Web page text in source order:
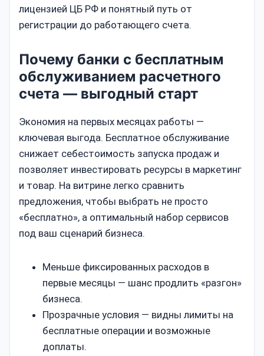
лицензией ЦБ РФ и понятный путь от
регистрации до работающего счета.
Почему банки с бесплатным
обслуживанием расчетного
счета — выгодный старт
Экономия на первых месяцах работы —
ключевая выгода. Бесплатное обслуживание
снижает себестоимость запуска продаж и
позволяет инвестировать ресурсы в маркетинг
и товар. На витрине легко сравнить
предложения, чтобы выбрать не просто
«бесплатно», а оптимальный набор сервисов
под ваш сценарий бизнеса.
Меньше фиксированных расходов в
первые месяцы — шанс продлить «разгон»
бизнеса.
Прозрачные условия — видны лимиты на
бесплатные операции и возможные
доплаты.